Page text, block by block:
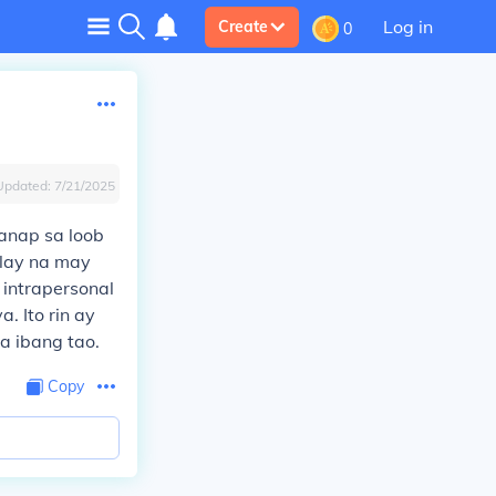
Create 0 Log in
7/21/2025
sa loob
na may
Ito rin ay
ibang tao.
Copy